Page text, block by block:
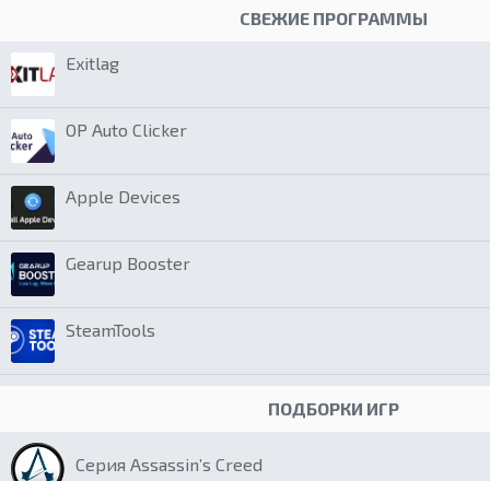
СВЕЖИЕ ПРОГРАММЫ
Exitlag
OP Auto Clicker
Apple Devices
Gearup Booster
SteamTools
ПОДБОРКИ ИГР
Серия Assassin’s Creed